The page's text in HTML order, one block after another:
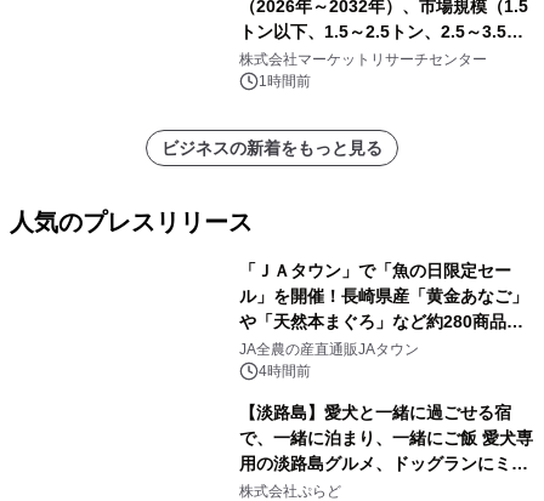
（2026年～2032年）、市場規模（1.5
トン以下、1.5～2.5トン、2.5～3.5ト
ン、3.5～5.0トン、その他）・分析レ
ポートを発表
株式会社マーケットリサーチセンター
1時間前
ビジネスの新着をもっと見る
人気のプレスリリース
「ＪＡタウン」で「魚の日限定セー
ル」を開催！長崎県産「黄金あなご」
や「天然本まぐろ」など約280商品を
販売！～毎月１０日の定例企画～
JA全農の産直通販JAタウン
4時間前
【淡路島】愛犬と一緒に過ごせる宿
で、一緒に泊まり、一緒にご飯 愛犬専
用の淡路島グルメ、ドッグランにミニ
プール グランピングとトレーラーハウ
株式会社ぷらど